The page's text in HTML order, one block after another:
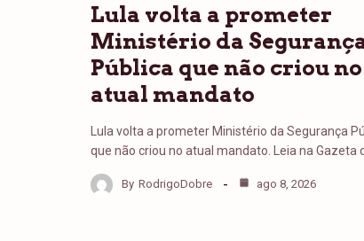
Lula volta a prometer
Ministério da
Pública que não criou no
atual mandato
Lula volta a prometer Ministério da Segurança
que não criou no atual mandato. Leia na Gazeta
By RodrigoDobre ago 8, 2026